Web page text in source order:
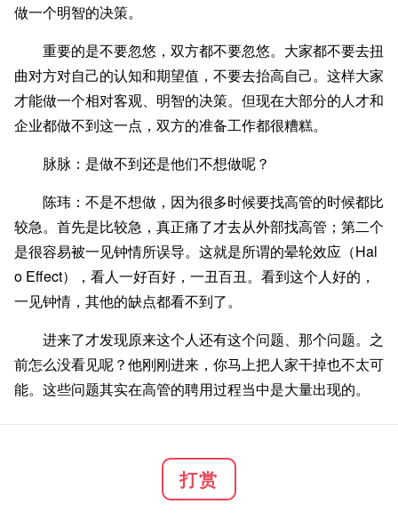
做一个明智的决策。
重要的是不要忽悠，双方都不要忽悠。大家都不要去扭
曲对方对自己的认知和期望值，不要去抬高自己。这样大家
才能做一个相对客观、明智的决策。但现在大部分的人才和
企业都做不到这一点，双方的准备工作都很糟糕。
脉脉：是做不到还是他们不想做呢？
陈玮：不是不想做，因为很多时候要找高管的时候都比
较急。首先是比较急，真正痛了才去从外部找高管；第二个
是很容易被一见钟情所误导。这就是所谓的晕轮效应（Hal
o Effect），看人一好百好，一丑百丑。看到这个人好的，
一见钟情，其他的缺点都看不到了。
进来了才发现原来这个人还有这个问题、那个问题。之
前怎么没看见呢？他刚刚进来，你马上把人家干掉也不太可
能。这些问题其实在高管的聘用过程当中是大量出现的。
打赏